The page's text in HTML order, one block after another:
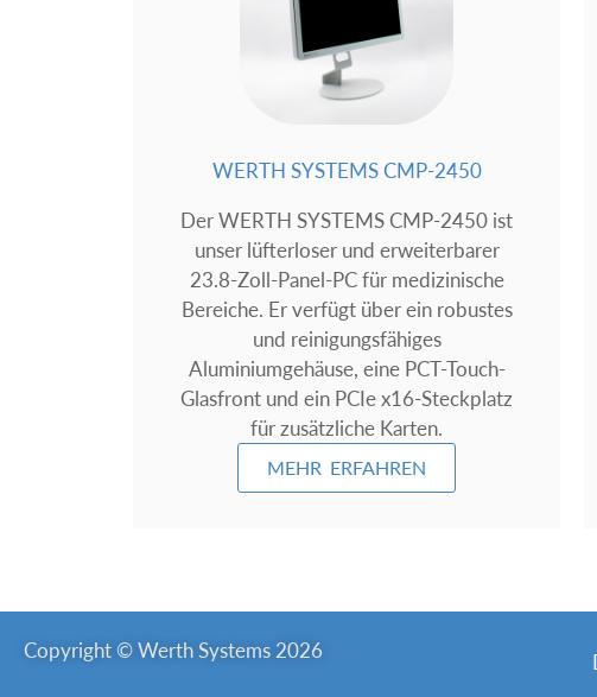
WERTH SYSTEMS CMP-2450
Der WERTH SYSTEMS CMP-2450 ist
unser lüfterloser und erweiterbarer
23.8-Zoll-Panel-PC für medizinische
Bereiche. Er verfügt über ein robustes
und reinigungsfähiges
Aluminiumgehäuse, eine PCT-Touch-
Glasfront und ein PCIe x16-Steckplatz
für zusätzliche Karten.
MEHR ERFAHREN
Copyright © Werth Systems 2026